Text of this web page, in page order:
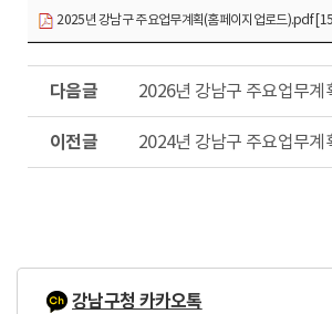
2025년 강남구 주요업무계획(홈페이지업로드).pdf
글
2026년 강남구 주요업무계
글
2024년 강남구 주요업무계
강남구청 카카오톡